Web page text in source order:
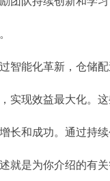
智能化革新，仓储
实现效益最大化。
长和成功。通过持
述就是为你介绍的有